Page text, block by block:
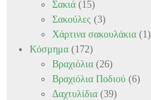
Σακιά (15)
Σακούλες (3)
Χάρτινα σακουλάκια (1)
Κόσμημα (172)
Βραχιόλια (26)
Βραχιόλια Ποδιού (6)
Δαχτυλίδια (39)